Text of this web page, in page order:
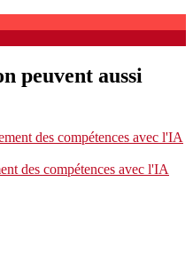
peuvent aussi
des compétences avec l'IA